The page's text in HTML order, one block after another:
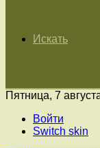
Искать
Пятница, 7
Войти
Switch skin